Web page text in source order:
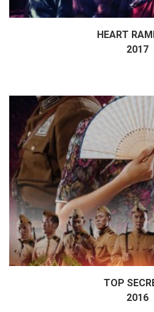
ДэлгэрэнгүйHEART
2017
TOP
2016